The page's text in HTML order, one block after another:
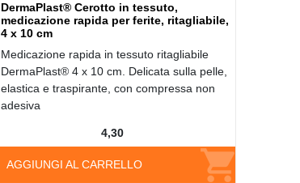
DermaPlast® Cerotto in tessuto,
medicazione rapida per ferite, ritagliabile,
4 x 10 cm
Medicazione rapida in tessuto ritagliabile
DermaPlast® 4 x 10 cm. Delicata sulla pelle,
elastica e traspirante, con compressa non
adesiva
AGGIUNGI AL CARRELLO
4,30